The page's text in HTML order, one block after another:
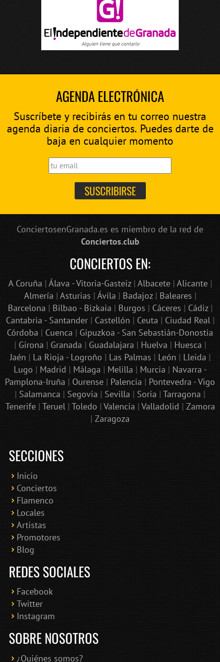
AGENDA ELECTRÓNICA
Suscríbete y recibirás en tu correo nuestra
agenda diaria de conciertos. Puedes darte de
baja en cualquier momento
ConciertosenGranada.es es miembro de la red de
Conciertos.club
CONCIERTOS EN:
A Coruña | Álava - Vitoria-Gasteiz| Albacete| Alicante|
Almería | Asturias | Ávila | Badajoz| Baleares |
Barcelona | Bilbao - Bizkaia | Burgos | Cáceres | Cádiz|
Cantabria - Santander| Castellón | Ceuta | Ciudad Real|
Córdoba | Cuenca | Gipuzkoa - San Sebastián-Donostia
| Girona | Granada | Guadalajara | Huelva | Huesca |
Jaén | La Rioja - Logroño | Las Palmas | León | Lleida |
Lugo | Madrid | Málaga | Melilla | Murcia | Navarra -
Pamplona-Iruña | Ourense | Palencia | Pontevedra - Vigo
| Salamanca | Segovia | Sevilla | Soria | Tarragona |
Tenerife| Teruel| Toledo | Valencia | Valladolid | Zamora
| Zaragoza
SECCIONES
Inicio
Conciertos
Flamenco
Locales
Artistas
Promotores
Blog
REDES SOCIALES
Facebook
Twitter
Instagram
SOBRE NOSOTROS
¿Quiénes somos?